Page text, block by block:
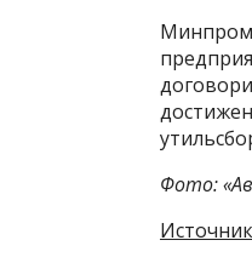
Фото:
Источник